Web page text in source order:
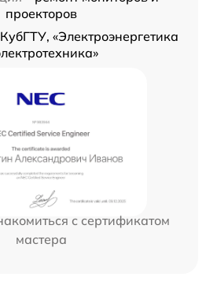
проекторов
КубГТУ, «Электроэнергетика
с сертификатом
мастера